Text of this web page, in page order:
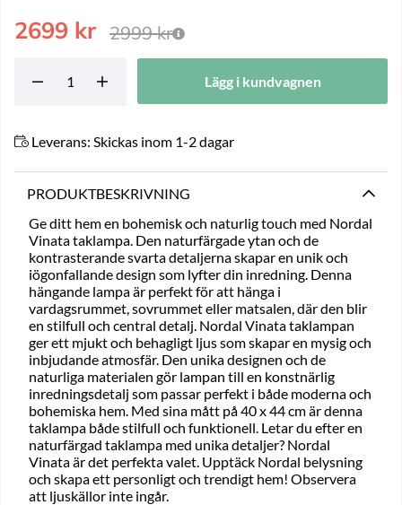
2999kr
2699 kr
Lägg i kundvagnen
Leverans: Skickas inom 1-2 dagar
PRODUKTBESKRIVNING
Ge ditt hem en bohemisk och naturlig touch med Nordal
Vinata taklampa. Den naturfärgade ytan och de
kontrasterande svarta detaljerna skapar en unik och
iögonfallande design som lyfter din inredning. Denna
hängande lampa är perfekt för att hänga i
vardagsrummet, sovrummet eller matsalen, där den blir
en stilfull och central detalj. Nordal Vinata taklampan
ger ett mjukt och behagligt ljus som skapar en mysig och
inbjudande atmosfär. Den unika designen och de
naturliga materialen gör lampan till en konstnärlig
inredningsdetalj som passar perfekt i både moderna och
bohemiska hem. Med sina mått på 40 x 44 cm är denna
taklampa både stilfull och funktionell. Letar du efter en
naturfärgad taklampa med unika detaljer? Nordal
Vinata är det perfekta valet. Upptäck Nordal belysning
och skapa ett personligt och trendigt hem! Observera
att ljuskällor inte ingår.